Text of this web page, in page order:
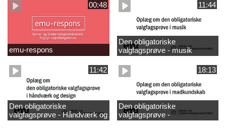
00:48
emu-respons
11:44
Den obligatoriske
valgfagsprøve - musik
11:42
Den obligatoriske
valgfagsprøve - Håndværk og
design
18:13
Den obligatoriske
valgfagsprøve -
madkundskab